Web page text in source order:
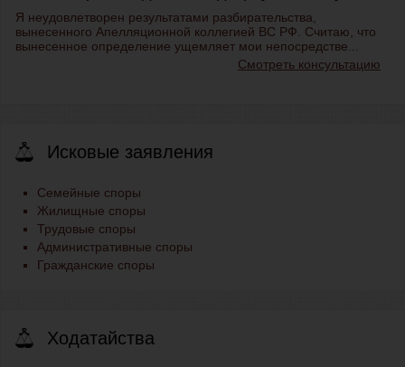
Я неудовлетворен результатами разбирательства,
вынесенного Апелляционной коллегией ВС РФ. Считаю, что
вынесенное определение ущемляет мои непосредстве...
Смотреть консультацию
Исковые заявления
Семейные споры
Жилищные споры
Трудовые споры
Административные споры
Гражданские споры
Ходатайства